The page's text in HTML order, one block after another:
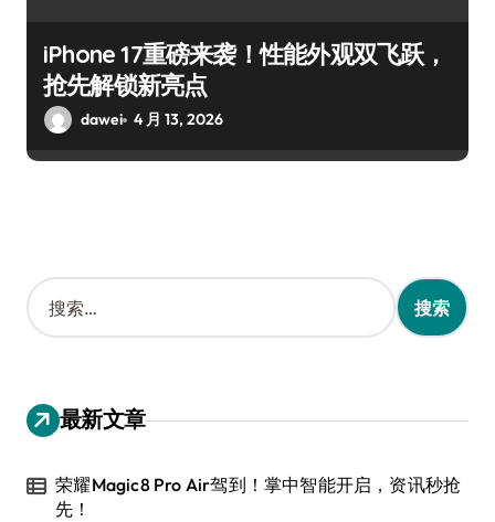
iPhone 17重磅来袭！性能外观双飞跃，
抢先解锁新亮点
dawei 4 月 13, 2026
搜
索
：
最新文章
荣耀Magic8 Pro Air驾到！掌中智能开启，资讯秒抢
先！